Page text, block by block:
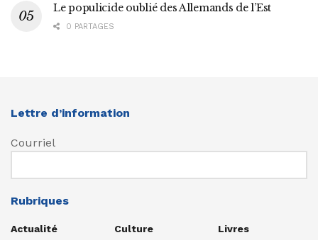
Le populicide oublié des Allemands de l’Est
0 PARTAGES
Lettre d’information
Courriel
Rubriques
Actualité
Culture
Livres